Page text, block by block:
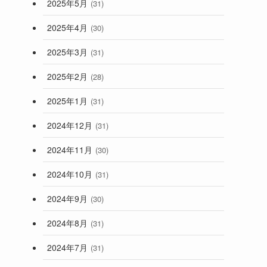
2025年5月 (31)
2025年4月 (30)
2025年3月 (31)
2025年2月 (28)
2025年1月 (31)
2024年12月 (31)
2024年11月 (30)
2024年10月 (31)
2024年9月 (30)
2024年8月 (31)
2024年7月 (31)